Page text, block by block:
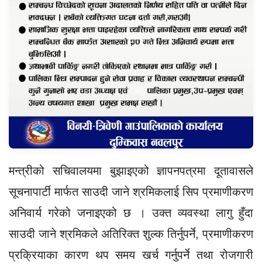
मन्त्रीको सचिवालयमा बुझाइएको ज्ञापनपत्रमा दूतावासले
सूचनापार्टी मार्फत साउदी जाने श्रमिकलाई सिप प्रमाणीकरण
अनिवार्य गरेको जनाइएको छ । उक्त व्यवस्था लागु हुँदा
साउदी जाने श्रमिकले अतिरिक्त शुल्क तिर्नुपर्ने, प्रमाणीकरण
प्रक्रियाका कारण थप समय खर्च गर्नुपर्ने तथा रोजगारी